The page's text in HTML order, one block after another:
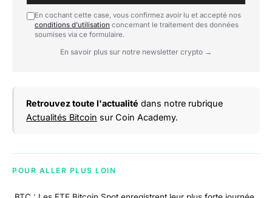
En cochant cette case, vous confirmez avoir lu et accepté nos
conditions d'utilisation concernant le traitement des données
soumises via ce formulaire.
En savoir plus sur notre newsletter crypto →
Retrouvez toute l'actualité dans notre rubrique
Actualités Bitcoin sur Coin Academy.
POUR ALLER PLUS LOIN